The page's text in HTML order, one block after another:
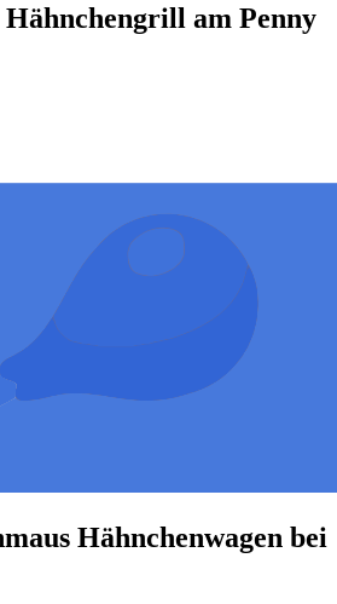
am Penny
Hähnchenwagen bei